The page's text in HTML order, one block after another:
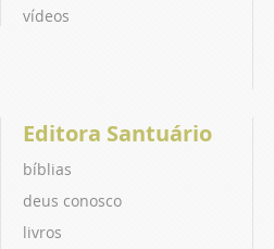
vídeos
Editora Santuário
bíblias
deus conosco
livros